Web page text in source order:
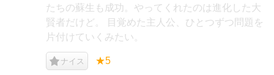
たちの蘇生も成功。やってくれたのは進化した大
賢者だけど。 目覚めた主人公、ひとつずつ問題を
片付けていくみたい。
ナイス ★5